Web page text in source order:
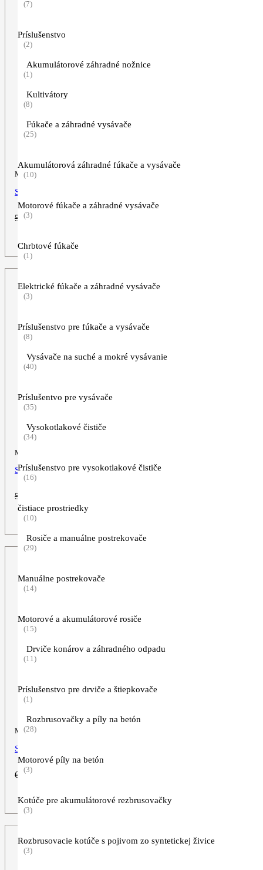
Motorová píla
STIHL MS 231
529,00
529,00€.
ZOBRAZIŤ VIAC
Motorová píla
STIHL MS 251
579,00
cena
cena
ZOBRAZIŤ VIAC
Motorová píla
STIHL MS 271
659,00
bola:
659,00€.
je:
599,00€.
ZOBRAZIŤ VIAC
(7)
Príslušenstvo
(2)
Akumulátorové záhradné nožnice
(1)
Kultivátory
(8)
Fúkače a záhradné vysávače
(25)
Akumulátorová záhradné fúkače a vysávače
(10)
Motorové fúkače a záhradné vysávače
(3)
Chrbtové fúkače
(1)
Elektrické fúkače a záhradné vysávače
(3)
Príslušenstvo pre fúkače a vysávače
(8)
Vysávače na suché a mokré vysávanie
(40)
Príslušentvo pre vysávače
(35)
Vysokotlakové čističe
(34)
Príslušenstvo pre vysokotlakové čističe
(16)
čistiace prostriedky
(10)
Rosiče a manuálne postrekovače
(29)
Manuálne postrekovače
(14)
Motorové a akumulátorové rosiče
(15)
Drviče konárov a záhradného odpadu
(11)
Príslušenstvo pre drviče a štiepkovače
(1)
Rozbrusovačky a píly na betón
(28)
Motorové píly na betón
(3)
Kotúče pre akumulátorové rezbrusovačky
(3)
Rozbrusovacie kotúče s pojivom zo syntetickej živice
(3)